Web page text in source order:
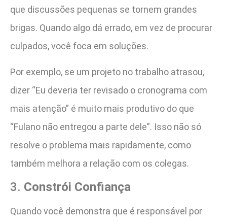
que discussões pequenas se tornem grandes
brigas. Quando algo dá errado, em vez de procurar
culpados, você foca em soluções.
Por exemplo, se um projeto no trabalho atrasou,
dizer “Eu deveria ter revisado o cronograma com
mais atenção” é muito mais produtivo do que
“Fulano não entregou a parte dele”. Isso não só
resolve o problema mais rapidamente, como
também melhora a relação com os colegas.
3. Constrói Confiança
Quando você demonstra que é responsável por